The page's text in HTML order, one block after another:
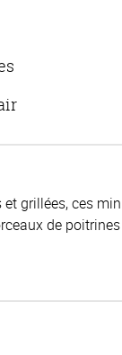
et grillées, ces
de